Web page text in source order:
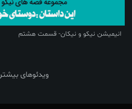
انیمیشن نیکو و نیکان- قسمت هشتم
ویدئوهای بیشتر